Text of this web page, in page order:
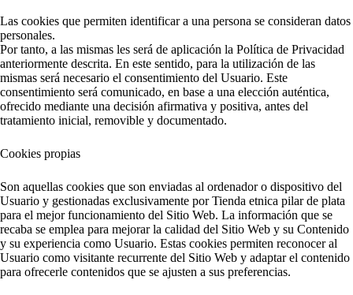
Las cookies que permiten identificar a una persona se consideran datos
personales.
Por tanto, a las mismas les será de aplicación la Política de Privacidad
anteriormente descrita. En este sentido, para la utilización de las
mismas será necesario el consentimiento del Usuario. Este
consentimiento será comunicado, en base a una elección auténtica,
ofrecido mediante una decisión afirmativa y positiva, antes del
tratamiento inicial, removible y documentado.
Cookies propias
Son aquellas cookies que son enviadas al ordenador o dispositivo del
Usuario y gestionadas exclusivamente por Tienda etnica pilar de plata
para el mejor funcionamiento del Sitio Web. La información que se
recaba se emplea para mejorar la calidad del Sitio Web y su Contenido
y su experiencia como Usuario. Estas cookies permiten reconocer al
Usuario como visitante recurrente del Sitio Web y adaptar el contenido
para ofrecerle contenidos que se ajusten a sus preferencias.